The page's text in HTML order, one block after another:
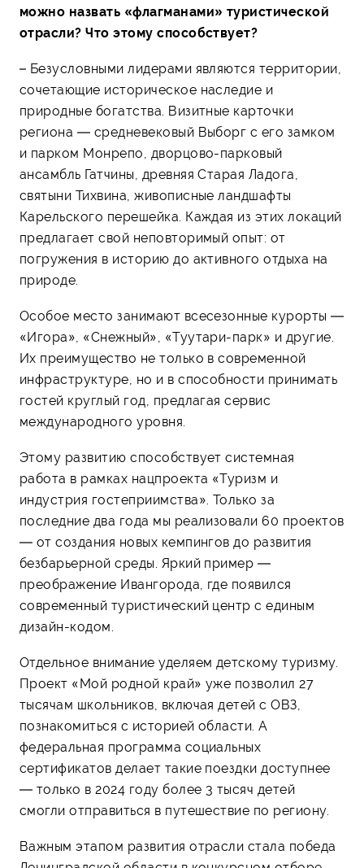
можно назвать «флагманами» туристической
отрасли? Что этому способствует?
– Безусловными лидерами являются территории,
сочетающие историческое наследие и
природные богатства. Визитные карточки
региона — средневековый Выборг с его замком
и парком Монрепо, дворцово-парковый
ансамбль Гатчины, древняя Старая Ладога,
святыни Тихвина, живописные ландшафты
Карельского перешейка. Каждая из этих локаций
предлагает свой неповторимый опыт: от
погружения в историю до активного отдыха на
природе.
Особое место занимают всесезонные курорты —
«Игора», «Снежный», «Туутари-парк» и другие.
Их преимущество не только в современной
инфраструктуре, но и в способности принимать
гостей круглый год, предлагая сервис
международного уровня.
Этому развитию способствует системная
работа в рамках нацпроекта «Туризм и
индустрия гостеприимства». Только за
последние два года мы реализовали 60 проектов
— от создания новых кемпингов до развития
безбарьерной среды. Яркий пример —
преображение Ивангорода, где появился
современный туристический центр с единым
дизайн-кодом.
Отдельное внимание уделяем детскому туризму.
Проект «Мой родной край» уже позволил 27
тысячам школьников, включая детей с ОВЗ,
познакомиться с историей области. А
федеральная программа социальных
сертификатов делает такие поездки доступнее
— только в 2024 году более 3 тысяч детей
смогли отправиться в путешествие по региону.
Важным этапом развития отрасли стала победа